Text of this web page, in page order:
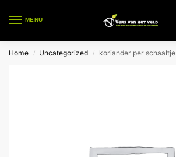
MENU
Home / Uncategorized / koriander per schaaltje